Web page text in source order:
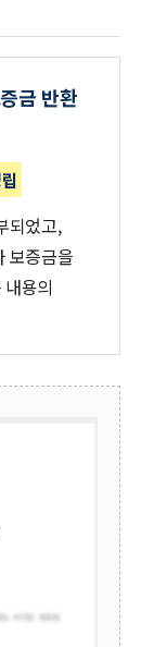
금 반환
되었고,
보증금을
용의